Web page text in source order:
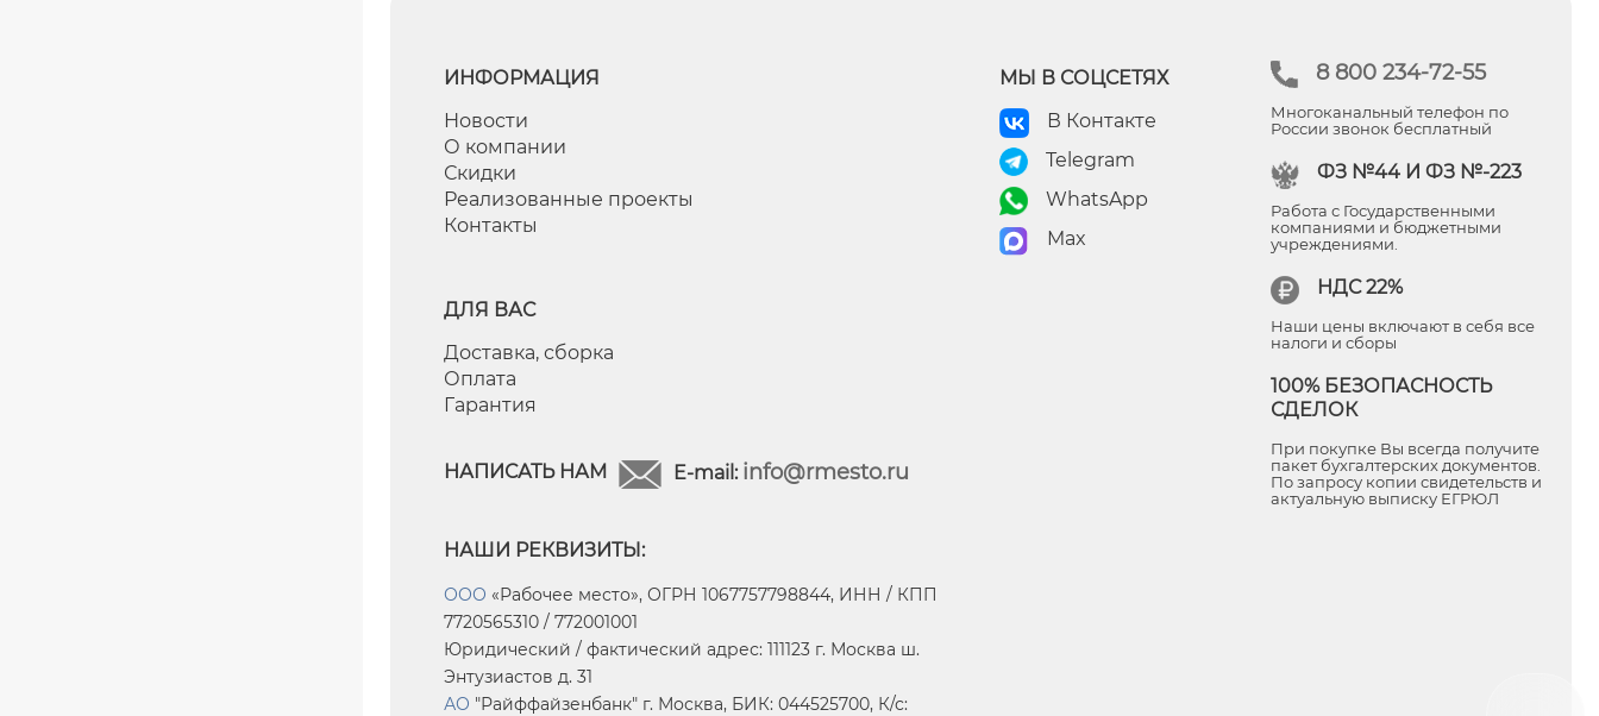
ИНФОРМАЦИЯ
Новости
О компании
Скидки
Реализованные проекты
Контакты
ДЛЯ ВАС
Доставка, сборка
Оплата
Гарантия
НАПИСАТЬ НАМ E-mail: info@rmesto.ru
НАШИ РЕКВИЗИТЫ:
ООО «Рабочее место», ОГРН 1067757798844, ИНН / КПП
7720565310 / 772001001
Юридический / фактический адрес: 111123 г. Москва ш.
Энтузиастов д. 31
АО "Райффайзенбанк" г. Москва, БИК: 044525700, К/с:
8 800 234-72-55
Многоканальный телефон по
России звонок бесплатный
ФЗ №44 И ФЗ №-223
Работа с Государственными
компаниями и бюджетными
учреждениями.
НДС 22%
Наши цены включают в себя все
налоги и сборы
100% БЕЗОПАСНОСТЬ
СДЕЛОК
При покупке Вы всегда получите
пакет бухгалтерских документов.
По запросу копии свидетельств и
актуальную выписку ЕГРЮЛ
МЫ В СОЦСЕТЯХ
В Контакте
Telegram
WhatsApp
Max